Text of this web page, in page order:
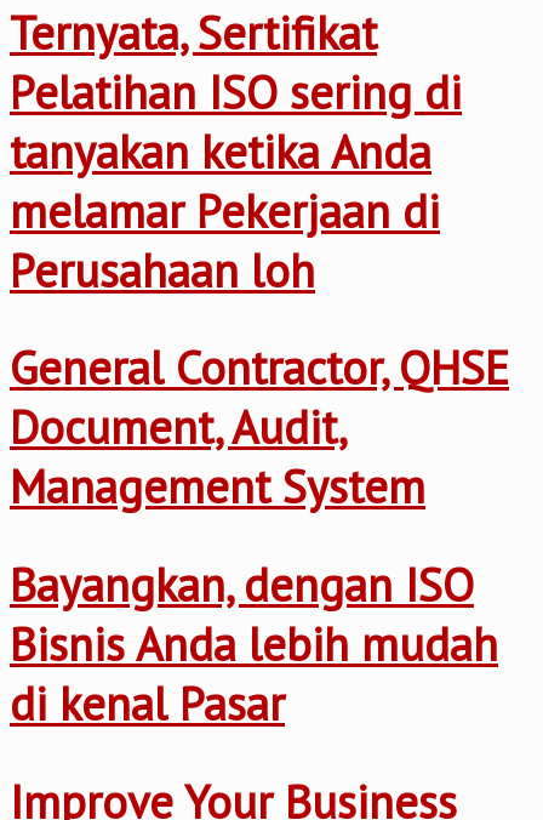
Ternyata, Sertifikat
Pelatihan ISO sering di
tanyakan ketika Anda
melamar Pekerjaan di
Perusahaan loh
General Contractor, QHSE
Document, Audit,
Management System
Bayangkan, dengan ISO
Bisnis Anda lebih mudah
di kenal Pasar
Improve Your Business